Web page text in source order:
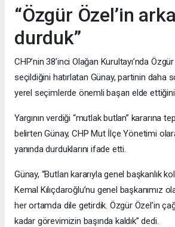
“Özgür Özel’in
durduk”
CHP’nin 38’inci Olağan Kurultayı’nda
seçildiğini hatırlatan Günay, partinin daha
yerel seçimlerde önemli başarı elde
Yargının verdiği “mutlak butlan” kararına
belirten Günay, CHP Mut İlçe Yönetimi
yanında durduklarını ifade etti.
Günay, “Butlan kararıyla genel başkanlık
Kemal Kılıçdaroğlu’nu genel başkanımız
her ortamda dile getirdik. Özgür Özel’in
kadar görevimizin başında kaldık” dedi.